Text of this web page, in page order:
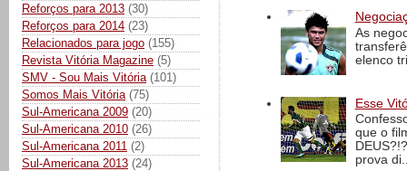
Reforços para 2013 (30)
Reforços para 2014 (23)
Relacionados para jogo (155)
Revista Vitória Magazine (5)
SMV - Sou Mais Vitória (101)
Somos Mais Vitória (75)
Sul-Americana 2009 (20)
Sul-Americana 2010 (26)
Sul-Americana 2011 (2)
Sul-Americana 2013 (24)
As
elenco
Esse
que o
prova